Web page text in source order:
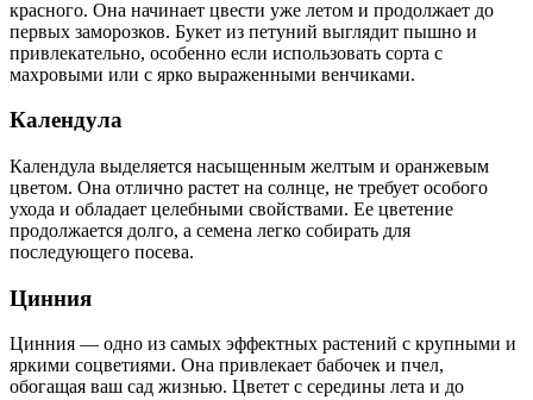
красного. Она начинает цвести уже летом и продолжает до
первых заморозков. Букет из петуний выглядит пышно и
привлекательно, особенно если использовать сорта с
махровыми или с ярко выраженными венчиками.
Календула
Календула выделяется насыщенным желтым и оранжевым
цветом. Она отлично растет на солнце, не требует особого
ухода и обладает целебными свойствами. Ее цветение
продолжается долго, а семена легко собирать для
последующего посева.
Цинния
Цинния — одно из самых эффектных растений с крупными и
яркими соцветиями. Она привлекает бабочек и пчел,
обогащая ваш сад жизнью. Цветет с середины лета и до